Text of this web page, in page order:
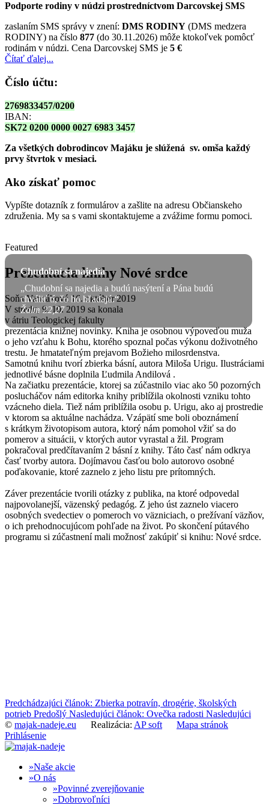
Podporte rodiny v núdzi prostredníctvom Darcovskej SMS
zaslaním SMS správy v znení: DMS RODINY (DMS medzera
RODINY) na číslo 877 (do 30.11.2026) môže ktokoľvek pomôcť
rodinám v núdzi. Cena Darcovskej SMS je 5 €
Čítať ďalej...
Číslo účtu:
2769833457/0200
IBAN:
SK72 0200 0000 0027 6983 3457
Za všetkých dobrodincov Majáku je slúžená sv. omša každý
prvy štvrtok v mesiaci.
Ako získať pomoc
Vypíšte dotazník z formulárov a zašlite na adresu Občianskeho
združenia. My sa s vami skontaktujeme a zvážime formu pomoci.
Chudobní sa najedia
„Chudobní sa najedia a budú nasýtení a Pána budú
chváliť tí, čo ho hľadajú.“
Žalm 22,27
Featured
Prezentacia knihy Nové srdce
Soňa Vancáková 16. október 2019
V stredu, 9. 10. 2019 sa konala
v átriu Teologickej fakulty
prezentácia knižnej novinky. Kniha je osobnou výpoveďou muža
o jeho vzťahu k Bohu, ktorého spoznal počas výkonu doživotného
trestu. Je hmatateľným prejavom Božieho milosrdenstva.
Samotnú knihu tvorí zbierka básní, autora Miloša Urigu. Ilustráciami
jednotlivé básne doplnila Ľudmila Andilová .
Na začiatku prezentácie, ktorej sa zúčastnilo viac ako 50 pozorných
poslucháčov nám editorka knihy priblížila okolnosti vzniku tohto
vzácneho diela. Tiež nám priblížila osobu p. Urigu, ako aj prostredie
v ktorom sa aktuálne nachádza. Vzápätí sme boli oboznámení
s krátkym životopisom autora, ktorý nám pomohol vžiť sa do
pomerov a situácii, v ktorých autor vyrastal a žil. Program
pokračoval predčítavaním 2 básní z knihy. Táto časť nám odkrya
časť tvorby autora. Dojímavou časťou bolo autorovo osobné
poďakovanie, ktoré zaznelo z jeho listu pre prítomných.
Záver prezentácie tvorili otázky z publika, na ktoré odpovedal
najpovolanejší, väzenský pedagóg. Z jeho úst zaznelo viacero
osobných svedectiev o pomeroch vo väzniciach, o prežívaní väzňov,
o ich prehodnocujúcom pohľade na život. Po skončení pútavého
programu si zúčastnení mali možnosť zakúpiť si knihu: Nové srdce.
Predchádzajúci článok: Zbierka potravín, drogérie, školských
potrieb Predošlý Nasledujúci článok: Ovečka radosti Nasledujúci
© majak-nadeje.eu Realizácia: AP soft
Mapa stránok
Prihlásenie
Naše akcie
O nás
Povinné zverejňovanie
Dobrovoľníci